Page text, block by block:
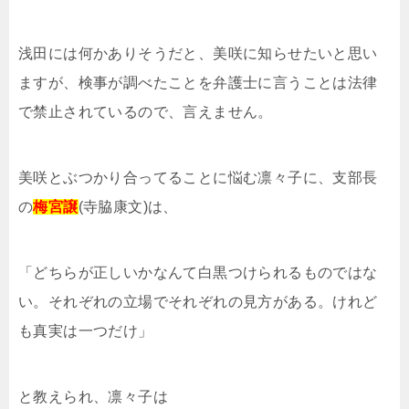
浅田には何かありそうだと、美咲に知らせたいと思い
ますが、検事が調べたことを弁護士に言うことは法律
で禁止されているので、言えません。
美咲とぶつかり合ってることに悩む凛々子に、支部長
の梅宮譲(寺脇康文)は、
「どちらが正しいかなんて白黒つけられるものではな
い。それぞれの立場でそれぞれの見方がある。けれど
も真実は一つだけ」
と教えられ、凛々子は